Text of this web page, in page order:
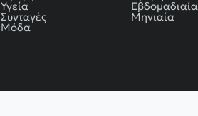
Υγεία
Συνταγές
Μόδα
Εβδομαδιαία
Μηνιαία